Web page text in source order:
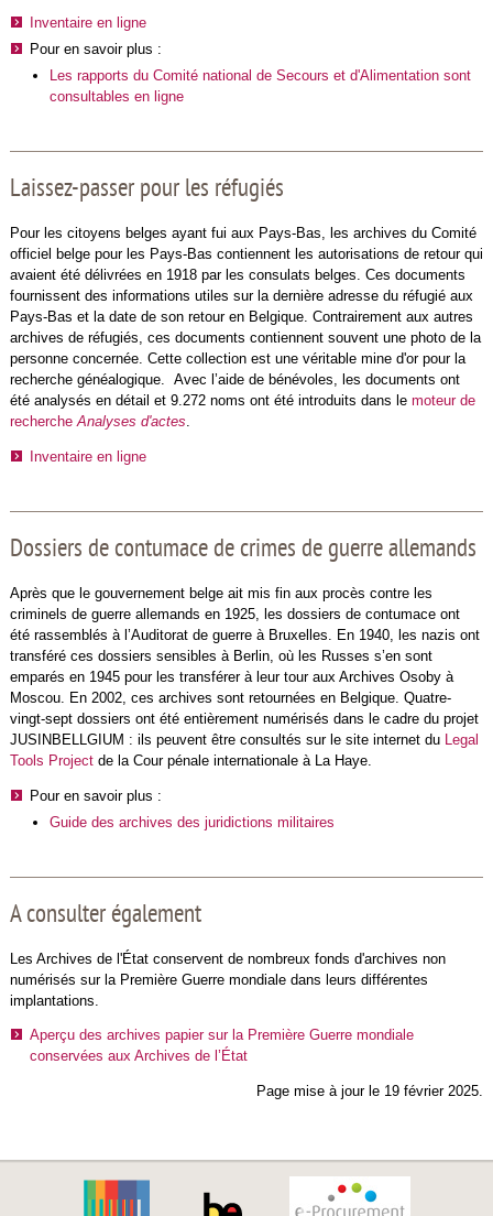
Inventaire en ligne
Pour en savoir plus :
Les rapports du Comité national de Secours et d'Alimentation sont
consultables en ligne
Laissez-passer pour les réfugiés
Pour les citoyens belges ayant fui aux Pays-Bas, les archives du Comité
officiel belge pour les Pays-Bas contiennent les autorisations de retour qui
avaient été délivrées en 1918 par les consulats belges. Ces documents
fournissent des informations utiles sur la dernière adresse du réfugié aux
Pays-Bas et la date de son retour en Belgique. Contrairement aux autres
archives de réfugiés, ces documents contiennent souvent une photo de la
personne concernée. Cette collection est une véritable mine d'or pour la
recherche généalogique. Avec l’aide de bénévoles, les documents ont
été analysés en détail et 9.272 noms ont été introduits dans le moteur de
recherche Analyses d'actes
Inventaire en ligne
Dossiers de contumace de crimes de guerre allemands
Après que le gouvernement belge ait mis fin aux procès contre les
criminels de guerre allemands en 1925, les dossiers de contumace ont
été rassemblés à l’Auditorat de guerre à Bruxelles. En 1940, les nazis ont
transféré ces dossiers sensibles à Berlin, où les Russes s’en sont
emparés en 1945 pour les transférer à leur tour aux Archives Osoby à
Moscou. En 2002, ces archives sont retournées en Belgique. Quatre-
vingt-sept dossiers ont été entièrement numérisés dans le cadre du projet
JUSINBELLGIUM : ils peuvent être consultés sur le site internet du
Legal
Tools Projectde la Cour pénale internationale à La Haye.
Pour en savoir plus :
Guide des archives des juridictions militaires
A consulter également
Les Archives de l'État conservent de nombreux fonds d'archives non
numérisés sur la Première Guerre mondiale dans leurs différentes
implantations.
Aperçu des archives papier sur la Première Guerre mondiale
conservées aux Archives de l’État
Page mise à jour le 19 février 2025.